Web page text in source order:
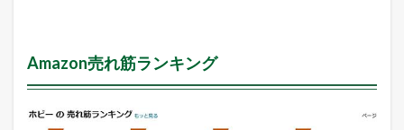
Amazon売れ筋ランキング